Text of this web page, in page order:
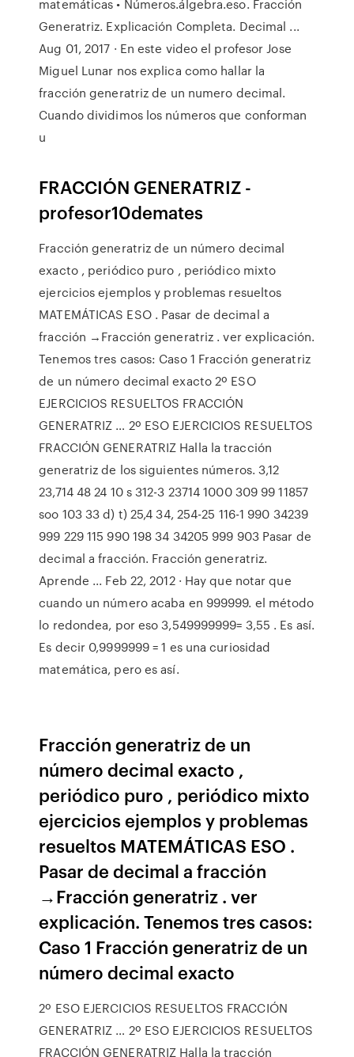
matemáticas • Números.álgebra.eso. Fracción
Generatriz. Explicación Completa. Decimal ...
Aug 01, 2017 · En este video el profesor Jose
Miguel Lunar nos explica como hallar la
fracción generatriz de un numero decimal.
Cuando dividimos los números que conforman
u
FRACCIÓN GENERATRIZ -
profesor10demates
Fracción generatriz de un número decimal
exacto , periódico puro , periódico mixto
ejercicios ejemplos y problemas resueltos
MATEMÁTICAS ESO . Pasar de decimal a
fracción →Fracción generatriz . ver explicación.
Tenemos tres casos: Caso 1 Fracción generatriz
de un número decimal exacto 2º ESO
EJERCICIOS RESUELTOS FRACCIÓN
GENERATRIZ … 2º ESO EJERCICIOS RESUELTOS
FRACCIÓN GENERATRIZ Halla la tracción
generatriz de los siguientes números. 3,12
23,714 48 24 10 s 312-3 23714 1000 309 99 11857
soo 103 33 d) t) 25,4 34, 254-25 116-1 990 34239
999 229 115 990 198 34 34205 999 903 Pasar de
decimal a fracción. Fracción generatriz.
Aprende ... Feb 22, 2012 · Hay que notar que
cuando un número acaba en 999999. el método
lo redondea, por eso 3,549999999= 3,55 . Es así.
Es decir 0,9999999 = 1 es una curiosidad
matemática, pero es así.
Fracción generatriz de un
número decimal exacto ,
periódico puro , periódico mixto
ejercicios ejemplos y problemas
resueltos MATEMÁTICAS ESO .
Pasar de decimal a fracción
→Fracción generatriz . ver
explicación. Tenemos tres casos:
Caso 1 Fracción generatriz de un
número decimal exacto
2º ESO EJERCICIOS RESUELTOS FRACCIÓN
GENERATRIZ … 2º ESO EJERCICIOS RESUELTOS
FRACCIÓN GENERATRIZ Halla la tracción